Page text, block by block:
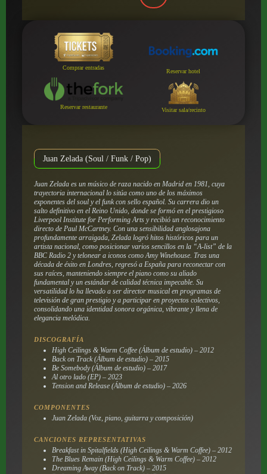
Comprar entradas
Reservar hotel
Reservar restaurante Visitar sala/recinto
Juan Zelada (Soul / Funk / Pop)
Juan Zelada es un músico de raza nacido en Madrid en 1981, cuya
trayectoria internacional lo sitúa como uno de los máximos
exponentes del soul y el funk con sello español. Su carrera dio un
salto definitivo en el Reino Unido, donde se formó en el prestigioso
Liverpool Institute for Performing Arts y recibió un reconocimiento
directo de Paul McCartney. Con una sensibilidad anglosajona
profundamente arraigada, Zelada logró hitos históricos para un
artista nacional, como posicionar varios sencillos en la “A-list” de la
BBC Radio 2 y telonear a iconos como Amy Winehouse. Tras una
década de éxito en Londres, regresó a España para reconectar con
sus raíces, manteniendo siempre el piano como su aliado
fundamental y un estándar de calidad técnica impecable. Su
versatilidad lo ha llevado a ser director musical en programas de
televisión de gran prestigio y a participar en proyectos colectivos,
consolidando una identidad sonora orgánica, vibrante y llena de
elegancia melódica.
DISCOGRAFÍA
High Ceilings & Warm Coffee (Álbum de estudio) – 2012
Back on Track (Álbum de estudio) – 2015
Be Somebody (Álbum de estudio) – 2017
Al otro lado (EP) – 2023
Tension and Release (Álbum de estudio) – 2026
COMPONENTES
Juan Zelada (Voz, piano, guitarra y composición)
CANCIONES REPRESENTATIVAS
Breakfast in Spitalfields (High Ceilings & Warm Coffee) – 2012
The Blues Remain (High Ceilings & Warm Coffee) – 2012
Dreaming Away (Back on Track) – 2015